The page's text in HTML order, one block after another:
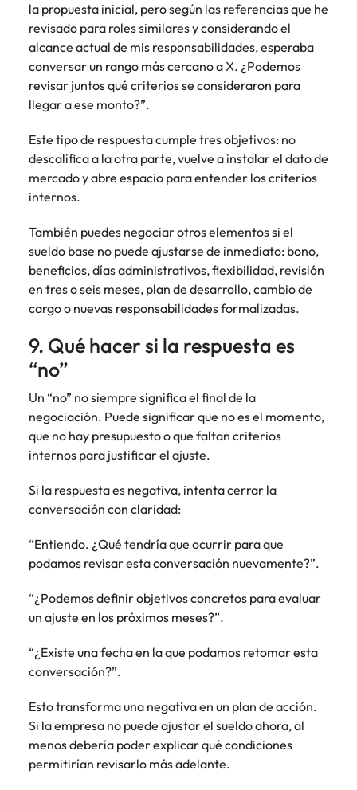
la propuesta inicial, pero según las referencias que he
revisado para roles similares y considerando el
alcance actual de mis responsabilidades, esperaba
conversar un rango más cercano a X. ¿Podemos
revisar juntos qué criterios se consideraron para
llegar a ese monto?”.
Este tipo de respuesta cumple tres objetivos: no
descalifica a la otra parte, vuelve a instalar el dato de
mercado y abre espacio para entender los criterios
internos.
También puedes negociar otros elementos si el
sueldo base no puede ajustarse de inmediato: bono,
beneficios, días administrativos, flexibilidad, revisión
en tres o seis meses, plan de desarrollo, cambio de
cargo o nuevas responsabilidades formalizadas.
9. Qué hacer si la respuesta es
“no”
Un “no” no siempre significa el final de la
negociación. Puede significar que no es el momento,
que no hay presupuesto o que faltan criterios
internos para justificar el ajuste.
Si la respuesta es negativa, intenta cerrar la
conversación con claridad:
“Entiendo. ¿Qué tendría que ocurrir para que
podamos revisar esta conversación nuevamente?”.
“¿Podemos definir objetivos concretos para evaluar
un ajuste en los próximos meses?”.
“¿Existe una fecha en la que podamos retomar esta
conversación?”.
Esto transforma una negativa en un plan de acción.
Si la empresa no puede ajustar el sueldo ahora, al
menos debería poder explicar qué condiciones
permitirían revisarlo más adelante.